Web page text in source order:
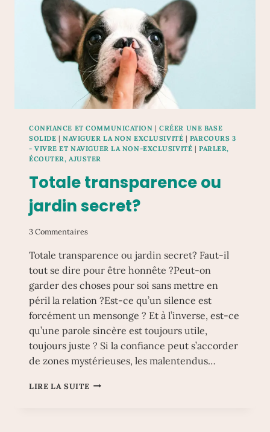
LA
PROFONDEUR
AU-
DELÀ
DE
L’EXCLUSIVITÉ
CONFIANCE ET COMMUNICATION |CRÉER UNE BASE
SOLIDE |NAVIGUER LA NON EXCLUSIVITÉ | PARCOURS 3
- VIVRE ET NAVIGUER LA NON-EXCLUSIVITÉ | PARLER,
ÉCOUTER, AJUSTER
Totale transparence ou
jardin secret?
3 Commentaires
Totale transparence ou jardin secret? Faut-il
tout se dire pour être honnête ?Peut-on
garder des choses pour soi sans mettre en
péril la relation ?Est-ce qu’un silence est
forcément un mensonge ? Et à l’inverse, est-ce
qu’une parole sincère est toujours utile,
toujours juste ? Si la confiance peut s’accorder
de zones mystérieuses, les malentendus…
LIRE LA SUITE TOTALE